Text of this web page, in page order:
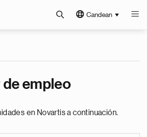
Candean
de empleo
en Novartis a continuación.